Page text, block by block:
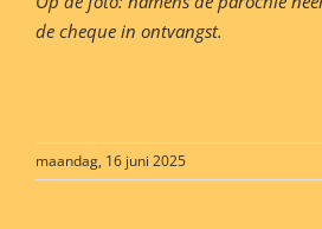
de cheque in ontvangst.
maandag, 16 juni 2025